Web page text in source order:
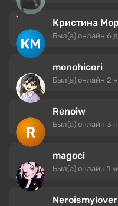
Кристина
Был(а) онлайн 6
monohicori
Был(а) онлайн 2
Renoiw
Был(а) онлайн 3
magoci
Был(а) онлайн 1
Neroismylover